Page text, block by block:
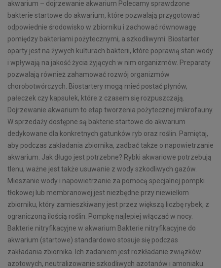
akwarium – dojrzewanie akwarium Polecamy sprawdzone
bakterie startowe do akwarium, które pozwalają przygotować
odpowiednie środowisko w zbiorniku i zachować równowagę
pomiędzy bakteriami pożytecznymi, a szkodliwymi. Biostarter
oparty jest na żywych kulturach bakterii, które poprawią stan wody
i wpływają na jakość życia żyjących w nim organizmów. Preparaty
pozwalają również zahamować rozwój organizmów
chorobotwórczych. Biostartery mogą mieć postać płynów,
pałeczek czy kapsułek, które z czasem się rozpuszczają.
Dojrzewanie akwarium to etap tworzenia pożytecznej mikrofauny.
W sprzedaży dostępne są bakterie startowe do akwarium
dedykowane dla konkretnych gatunków ryb oraz roślin. Pamiętaj,
aby podczas zakładania zbiornika, zadbać także o napowietrzanie
akwarium. Jak długo jest potrzebne? Rybki akwariowe potrzebują
tlenu, ważne jest także usuwanie z wody szkodliwych gazów.
Mieszanie wody i napowietrzanie za pomocą specjalnej pompki
tłokowej lub membranowej jest niezbędne przy niewielkim
zbiorniku, który zamieszkiwany jest przez większą liczbę rybek, z
ograniczoną ilością roślin. Pompkę najlepiej włączać w nocy.
Bakterie nitryfikacyjne w akwarium Bakterie nitryfikacyjne do
akwarium (startowe) standardowo stosuje się podczas
zakładania zbiornika. Ich zadaniem jest rozkładanie związków
azotowych, neutralizowanie szkodliwych azotanów i amoniaku.